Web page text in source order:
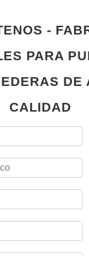
-
PARA
DE
CALIDAD